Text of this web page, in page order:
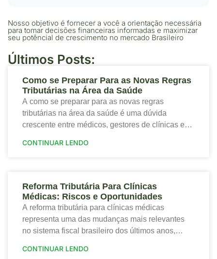
Nosso objetivo é fornecer a você a orientação necessária
para tomar decisões financeiras informadas e maximizar
seu potêncial de crescimento no mercado Brasileiro
Últimos Posts:
Como se Preparar Para as Novas Regras
Tributárias na Área da Saúde
A como se preparar para as novas regras
tributárias na área da saúde é uma dúvida
crescente entre médicos, gestores de clínicas e
financeira
CONTINUAR LENDO
Reforma Tributária Para Clínicas
Médicas: Riscos e Oportunidades
A reforma tributária para clínicas médicas
representa uma das mudanças mais relevantes
no sistema fiscal brasileiro dos últimos anos,
setor de saúde. Portanto,
CONTINUAR LENDO